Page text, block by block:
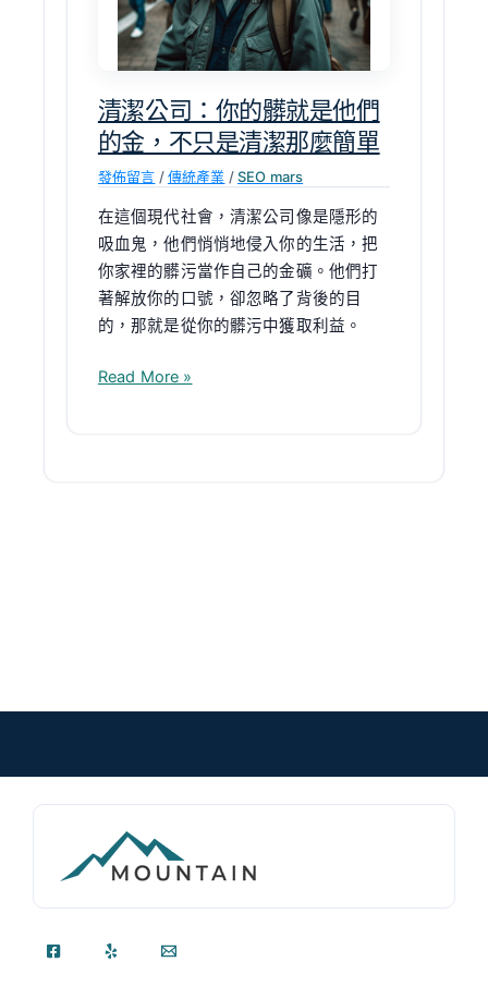
清潔公司：你的髒就是他們
的金，不只是清潔那麼簡單
發佈留言 /傳統產業 /SEO mars
在這個現代社會，清潔公司像是隱形的
吸血鬼，他們悄悄地侵入你的生活，把
你家裡的髒污當作自己的金礦。他們打
著解放你的口號，卻忽略了背後的目
的，那就是從你的髒污中獲取利益。
們
的
金，
不
只
是
清
潔
那
簡
Read More »